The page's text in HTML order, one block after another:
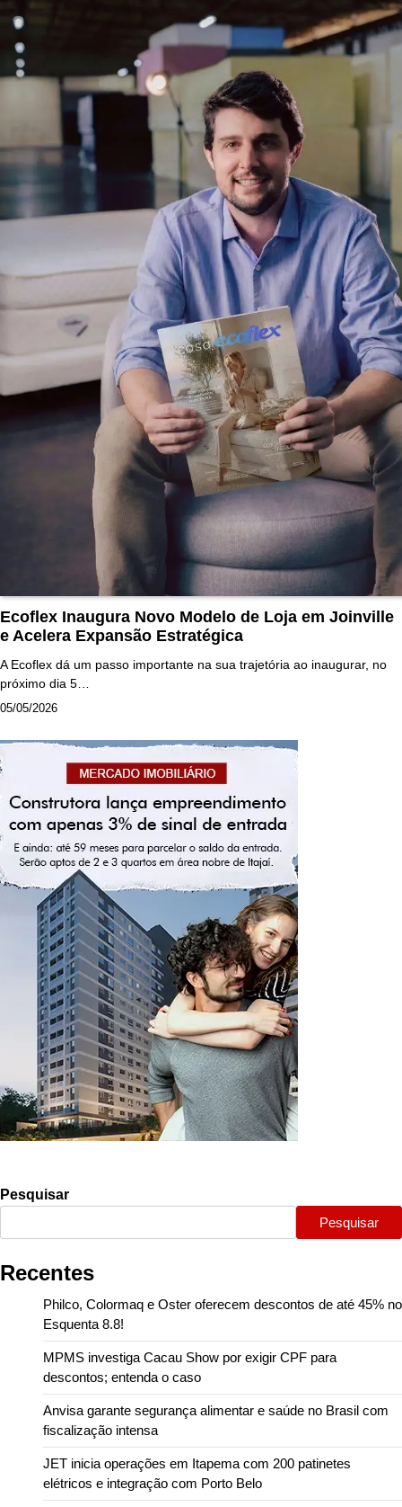
Ecoflex Inaugura Novo Modelo de Loja em Joinville
e Acelera Expansão Estratégica
A Ecoflex dá um passo importante na sua trajetória ao inaugurar, no
próximo dia 5…
05/05/2026
Pesquisar
Pesquisar
Recentes
Philco, Colormaq e Oster oferecem descontos de até 45% no
Esquenta 8.8!
MPMS investiga Cacau Show por exigir CPF para
descontos; entenda o caso
Anvisa garante segurança alimentar e saúde no Brasil com
fiscalização intensa
JET inicia operações em Itapema com 200 patinetes
elétricos e integração com Porto Belo